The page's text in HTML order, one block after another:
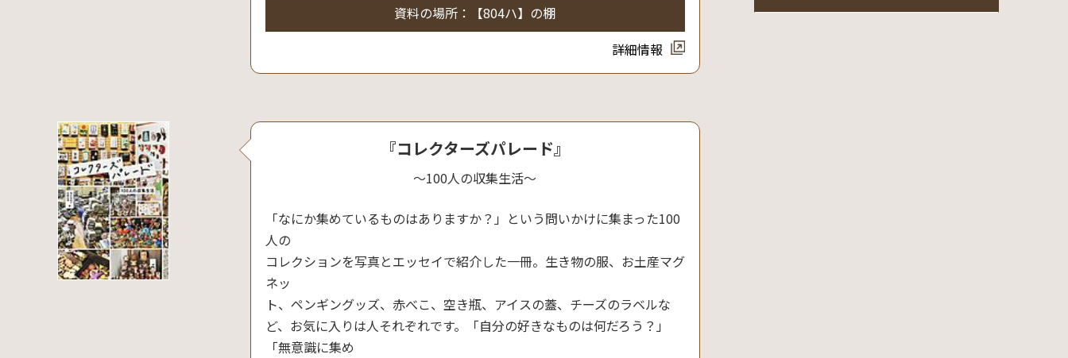
資料の場所：【804ハ】の棚
詳細情報
『コレクターズパレード』
～100人の収集生活～
「なにか集めているものはありますか？」という問いかけに集まった100
人の
コレクションを写真とエッセイで紹介した一冊。生き物の服、お土産マグ
ネッ
ト、ペンギングッズ、赤べこ、空き瓶、アイスの蓋、チーズのラベルな
ど、お気に入りは人それぞれです。「自分の好きなものは何だろう？」
「無意識に集め